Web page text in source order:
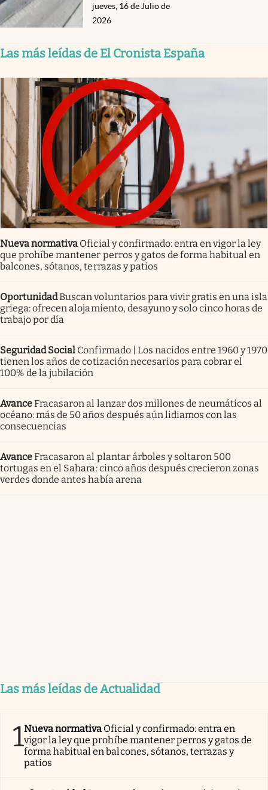
jueves, 16 de Julio de
2026
Las más leídas de El Cronista España
Nueva normativa Oficial y confirmado: entra en vigor la ley
que prohíbe mantener perros y gatos de forma habitual en
balcones, sótanos, terrazas y patios
OportunidadBuscan voluntarios para vivir gratis en una isla
griega: ofrecen alojamiento, desayuno y solo cinco horas de
trabajo por día
Seguridad Social Confirmado | Los nacidos entre 1960 y 1970
tienen los años de cotización necesarios para cobrar el
100% de la jubilación
AvanceFracasaron al lanzar dos millones de neumáticos al
océano: más de 50 años después aún lidiamos con las
consecuencias
AvanceFracasaron al plantar árboles y soltaron 500
tortugas en el Sahara: cinco años después crecieron zonas
verdes donde antes había arena
Las más leídas de Actualidad
1Nueva normativa Oficial y confirmado: entra en
vigor la ley que prohíbe mantener perros y gatos de
forma habitual en balcones, sótanos, terrazas y
patios